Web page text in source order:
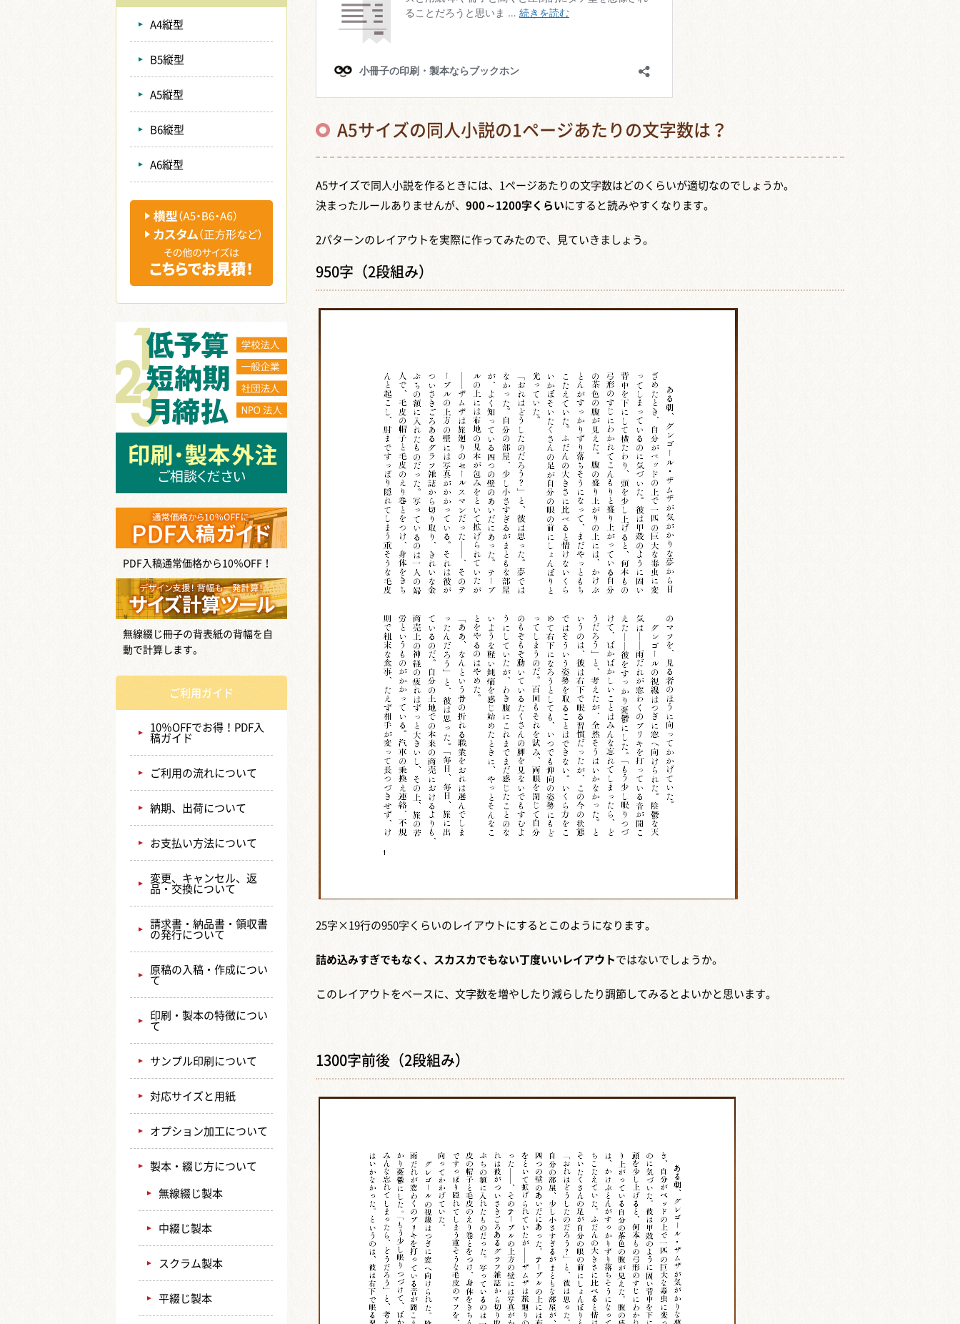
A4縦型
B5縦型
A5縦型
B6縦型
A6縦型
PDF入稿通常価格から10％OFF！
無線綴じ冊子の背表紙の背幅を自
動で計算します。
ご利用ガイド
10％OFFでお得！PDF入
稿ガイド
ご利用の流れについて
納期、出荷について
お支払い方法について
変更、キャンセル、返
品・交換について
請求書・納品書・領収書
の発行について
原稿の入稿・作成につい
て
印刷・製本の特徴につい
て
サンプル印刷について
対応サイズと用紙
オプション加工について
製本・綴じ方について
無線綴じ製本
中綴じ製本
スクラム製本
平綴じ製本
A5サイズの同人小説の1ページあたりの文字数は？
A5サイズで同人小説を作るときには、1ページあたりの文字数はどのくらいが適切なのでしょうか。
決まったルールありませんが、 900～1200字くらいにすると読みやすくなります。
2パターンのレイアウトを実際に作ってみたので、見ていきましょう。
950字（2段組み）
25字×19行の950字くらいのレイアウトにするとこのようになります。
詰め込みすぎでもなく、スカスカでもない丁度いいレイアウト ではないでしょうか。
このレイアウトをベースに、文字数を増やしたり減らしたり調節してみるとよいかと思います。
1300字前後（2段組み）